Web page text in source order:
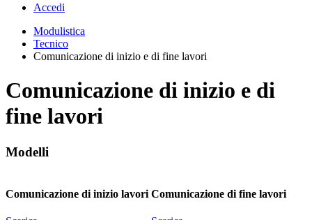
Accedi
Modulistica
Tecnico
Comunicazione di inizio e di fine lavori
Comunicazione di inizio e di
fine lavori
Modelli
Comunicazione di inizio lavori Comunicazione di fine lavori